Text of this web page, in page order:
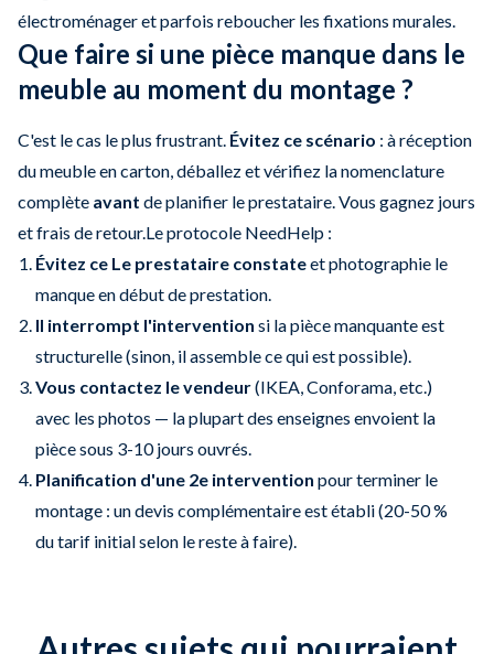
électroménager et parfois reboucher les fixations murales.
Que faire si une pièce manque dans le
meuble au moment du montage ?
C'est le cas le plus frustrant. Évitez ce scénario : à réception
du meuble en carton, déballez et vérifiez la nomenclature
complète avant de planifier le prestataire. Vous gagnez jours
et frais de retour.Le protocole NeedHelp :
Évitez ce Le prestataire constateet photographie le
manque en début de prestation.
Il interrompt l'intervention si la pièce manquante est
structurelle (sinon, il assemble ce qui est possible).
Vous contactez le vendeur(IKEA, Conforama, etc.)
avec les photos — la plupart des enseignes envoient la
pièce sous 3-10 jours ouvrés.
Planification d'une 2e intervention pour terminer le
montage : un devis complémentaire est établi (20-50 %
du tarif initial selon le reste à faire).